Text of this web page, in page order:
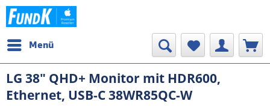
Menü
LG 38" QHD+ Monitor mit HDR600,
Ethernet, USB-C 38WR85QC-W